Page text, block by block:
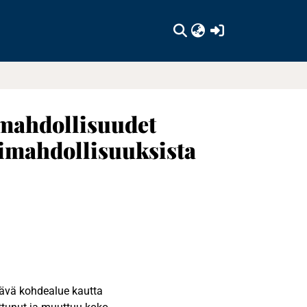
kohdealue kautta